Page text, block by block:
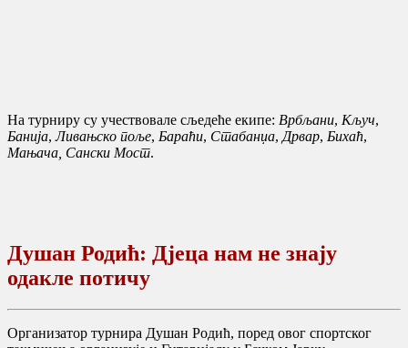
На турниру су учествовале сљедеће екипе: Врбљани, Кључ,
Банија,Ливањско поље, Бараћи, Стабанџа, Дрвар, Бихаћ,
Мањача, Сански Мост.
Душан Родић: Дјеца нам не знају
одакле потичу
Организатор турнира Душан Родић, поред овог спортског